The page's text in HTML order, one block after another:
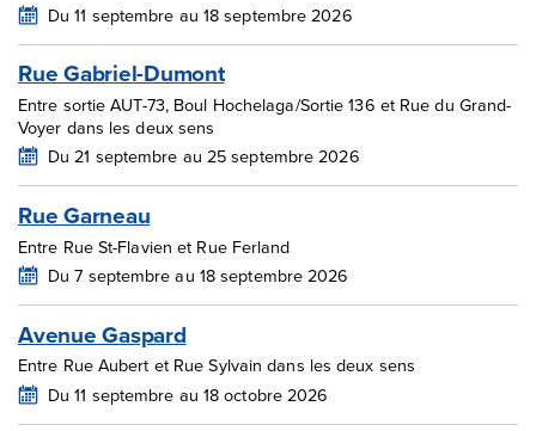
Du 11 septembre au 18 septembre 2026
Rue Gabriel-Dumont
Entre sortie AUT-73, Boul Hochelaga/Sortie 136 et Rue du Grand-
Voyer dans les deux sens
Du 21 septembre au 25 septembre 2026
Rue Garneau
Entre Rue St-Flavien et Rue Ferland
Du 7 septembre au 18 septembre 2026
Avenue Gaspard
Entre Rue Aubert et Rue Sylvain dans les deux sens
Du 11 septembre au 18 octobre 2026